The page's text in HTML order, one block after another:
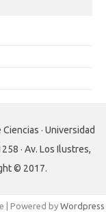
· Universidad
· Av. Los Ilustres,
© 2017.
| Powered by Wordpress